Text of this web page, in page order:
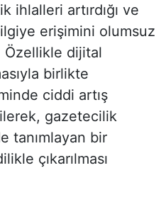
ihlalleri artırdığı ve
erişimini olumsuz
dijital
birlikte
ciddi artış
gazetecilik
tanımlayan bir
çıkarılması